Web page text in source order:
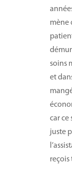
mène
soins
et
car ce
juste
reçois